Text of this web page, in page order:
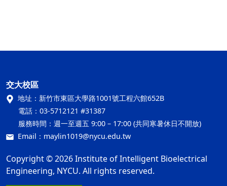
交大校區
地址： 新竹市東區大學路1001號工程六館652B
電話： 03-5712121 #31387
服務時間： 週一至週五 9:00 – 17:00 (共同寒暑休日不開放)
Email： maylin1019@nycu.edu.tw
Copyright © 2026 Institute of Intelligent Bioelectrical
Engineering, NYCU. All rights reserved.